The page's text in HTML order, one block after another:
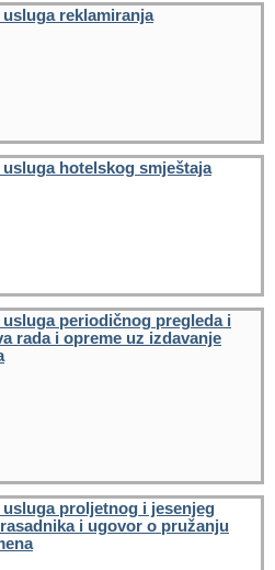
reklamiranja
hotelskog smještaja
periodičnog pregleda i
rada i opreme uz izdavanje
proljetnog i jesenjeg
i ugovor o pružanju